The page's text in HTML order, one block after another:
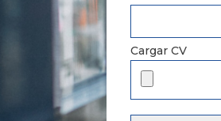
Cargar CV